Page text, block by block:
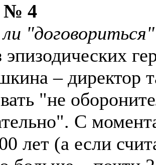
№ 4
– директор
"не
С
лет (а если